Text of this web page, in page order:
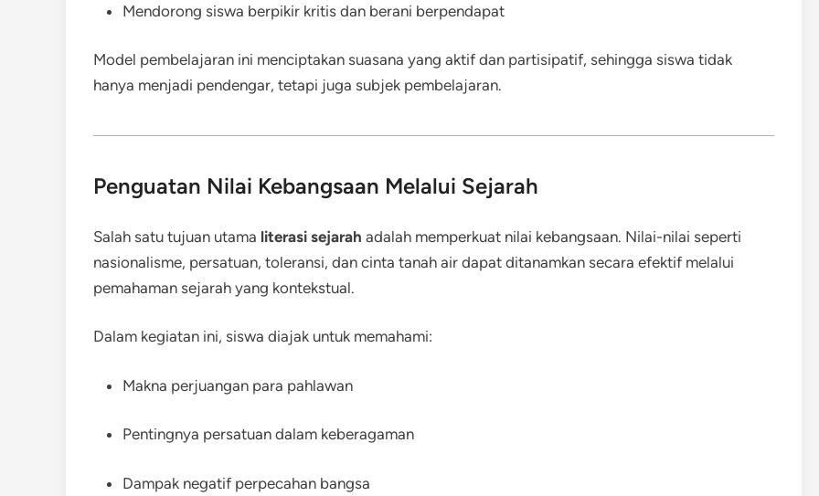
Mendorong siswa berpikir kritis dan berani berpendapat
Model pembelajaran ini menciptakan suasana yang aktif dan partisipatif, sehingga siswa tidak
hanya menjadi pendengar, tetapi juga subjek pembelajaran.
Penguatan Nilai Kebangsaan Melalui Sejarah
Salah satu tujuan utama literasi sejarah adalah memperkuat nilai kebangsaan. Nilai-nilai seperti
nasionalisme, persatuan, toleransi, dan cinta tanah air dapat ditanamkan secara efektif melalui
pemahaman sejarah yang kontekstual.
Dalam kegiatan ini, siswa diajak untuk memahami:
Makna perjuangan para pahlawan
Pentingnya persatuan dalam keberagaman
Dampak negatif perpecahan bangsa